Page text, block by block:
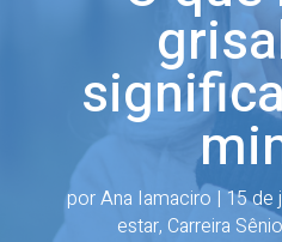
porAna Iamaciro |15 de
estar, Carreira